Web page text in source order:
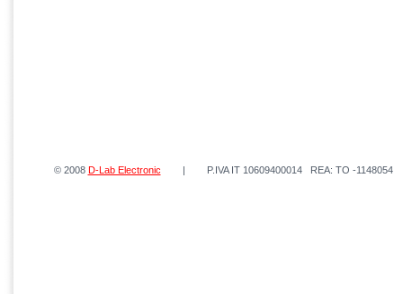
© 2008 D-Lab Electronic | P.IVA IT 10609400014 REA: TO -